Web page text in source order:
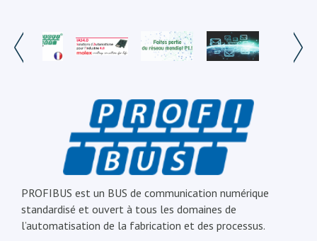
PROFIBUS est un BUS de communication numérique
standardisé et ouvert à tous les domaines de
l’automatisation de la fabrication et des processus.